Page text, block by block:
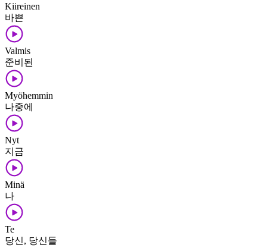
Kiireinen
바쁜
Valmis
준비된
Myöhemmin
나중에
Nyt
지금
Minä
나
Te
당신, 당신들